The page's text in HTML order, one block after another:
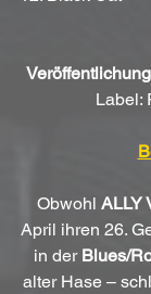
Label:
Obwohl ALLY
April ihren 26.
in der Blues/
alter Hase –